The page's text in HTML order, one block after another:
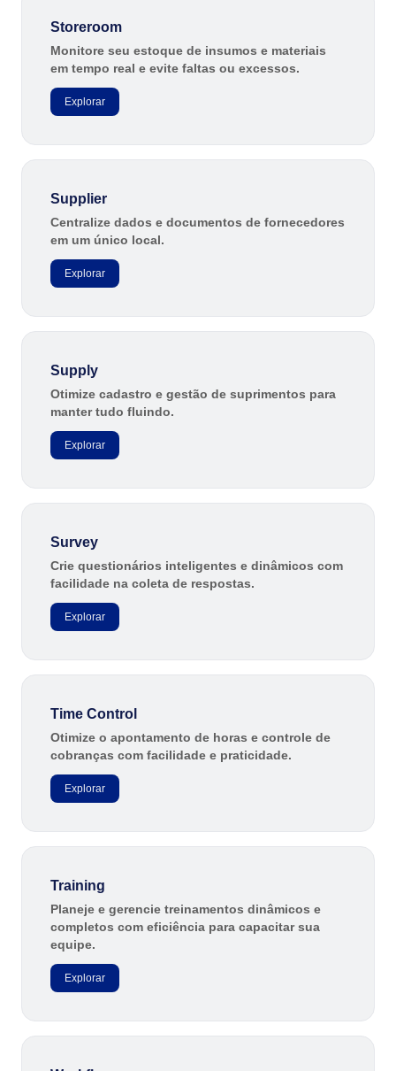
Storeroom
Monitore seu estoque de insumos e materiais
em tempo real e evite faltas ou excessos.
Explorar
Supplier
Centralize dados e documentos de fornecedores
em um único local.
Explorar
Supply
Otimize cadastro e gestão de suprimentos para
manter tudo fluindo.
Explorar
Survey
Crie questionários inteligentes e dinâmicos com
facilidade na coleta de respostas.
Explorar
Time Control
Otimize o apontamento de horas e controle de
cobranças com facilidade e praticidade.
Explorar
Training
Planeje e gerencie treinamentos dinâmicos e
completos com eficiência para capacitar sua
equipe.
Explorar